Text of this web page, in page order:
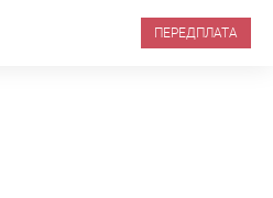
ПЕРЕДПЛАТА